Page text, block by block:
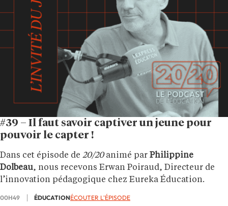
#39 – Il faut savoir captiver un jeune pour
pouvoir le capter !
Dans cet épisode de 20/20animé par Philippine
Dolbeau, nous recevons Erwan Poiraud, Directeur de
l’innovation pédagogique chez Eureka Éducation.
00H49 ÉDUCATIONÉCOUTER L'ÉPISODE